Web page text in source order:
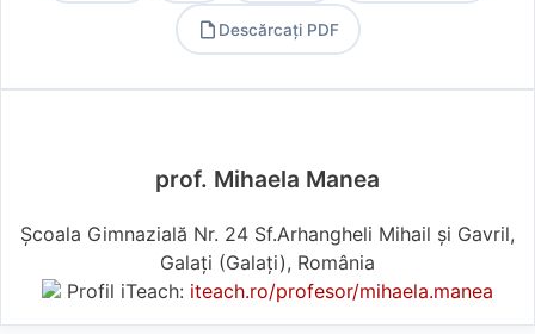
Descărcați PDF
prof. Mihaela Manea
Școala Gimnazială Nr. 24 Sf.Arhangheli Mihail și Gavril,
Galați (Galaţi), România
Profil iTeach: iteach.ro/profesor/mihaela.manea